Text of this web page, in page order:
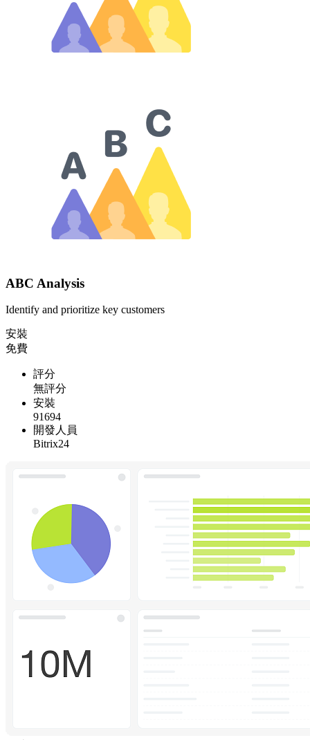
ABC Analysis
Identify and prioritize key customers
安裝
免費
評分
無評分
安裝
91694
開發人員
Bitrix24